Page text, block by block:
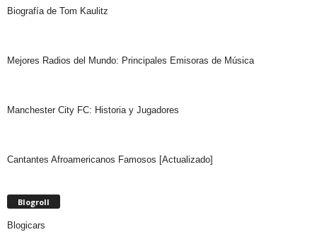
Biografía de Tom Kaulitz
Mejores Radios del Mundo: Principales Emisoras de Música
Manchester City FC: Historia y Jugadores
Cantantes Afroamericanos Famosos [Actualizado]
Blogroll
Blogicars